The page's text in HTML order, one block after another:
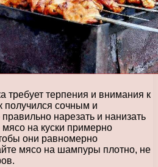
требует терпения и внимания к
сочным и
нарезать и нанизать
на куски примерно
они равномерно
мясо на шампуры плотно, не